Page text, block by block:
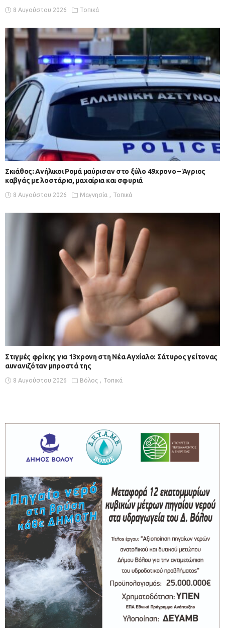
8 Αυγούστου 2026 Τοπικά
Σκιάθος: Ανήλικοι Ρομά μαύρισαν στο ξύλο 49χρονο – Άγριος
καβγάς με λοστάρια, μαχαίρια και σφυριά
8 Αυγούστου 2026 Μαγνησία Τοπικά
Στιγμές φρίκης για 13χρονη στη Νέα Αγχίαλο: Σάτυρος γείτονας
αυνανιζόταν μπροστά της
8 Αυγούστου 2026 Βόλος Τοπικά